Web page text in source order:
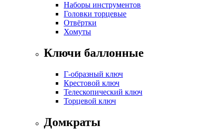
Наборы инструментов
Головки торцевые
Отвёртки
Хомуты
Ключи баллонные
Г-образный ключ
Крестовой ключ
Телескопический ключ
Торцевой ключ
Домкраты